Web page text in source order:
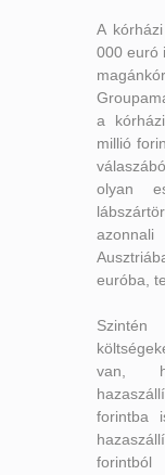
A
000 euró
a
millió
olyan
euróba,
van,
forintba